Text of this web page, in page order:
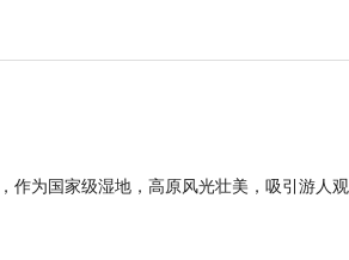
作为国家级湿地，高原风光壮美，吸引游人观